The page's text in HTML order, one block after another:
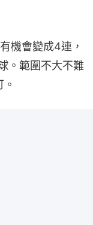
機會變成4連，
。範圍不大不難